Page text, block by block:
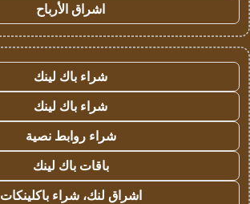
اشراق الأرباح
شراء باك لينك
شراء باك لينك
شراء روابط نصية
باقات باك لينك
اشراق لنك، شراء باكلينكات